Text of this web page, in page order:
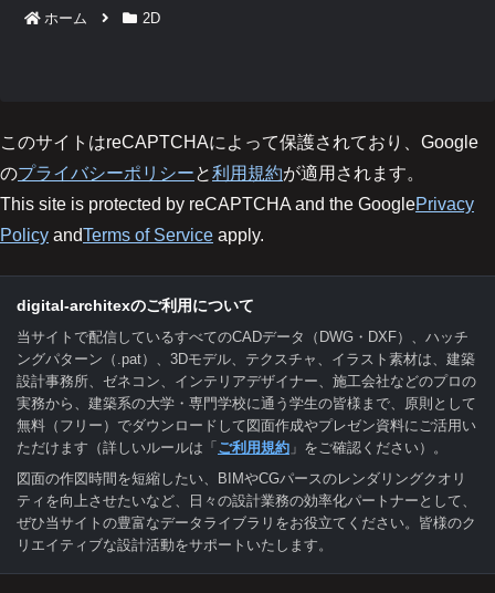
ホーム 2D
このサイトはreCAPTCHAによって保護されており、Google
のプライバシーポリシーと利用規約が適用されます。
This site is protected by reCAPTCHA and the GooglePrivacy
Policy andTerms of Service apply.
digital-architexのご利用について
当サイトで配信しているすべてのCADデータ（DWG・DXF）、ハッチ
ングパターン（.pat）、3Dモデル、テクスチャ、イラスト素材は、建築
設計事務所、ゼネコン、インテリアデザイナー、施工会社などのプロの
実務から、建築系の大学・専門学校に通う学生の皆様まで、原則として
無料（フリー）でダウンロードして図面作成やプレゼン資料にご活用い
ただけます（詳しいルールは「 ご利用規約 」をご確認ください）。
図面の作図時間を短縮したい、BIMやCGパースのレンダリングクオリ
ティを向上させたいなど、日々の設計業務の効率化パートナーとして、
ぜひ当サイトの豊富なデータライブラリをお役立てください。皆様のク
リエイティブな設計活動をサポートいたします。